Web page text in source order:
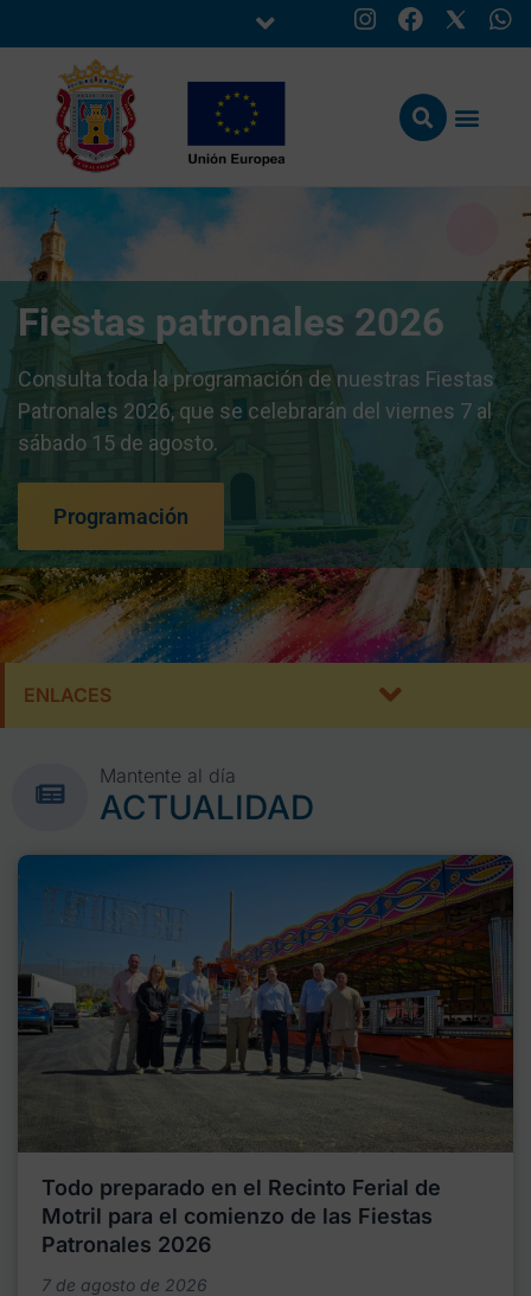
Fiestas patronales 2026
Consulta toda la programación de nuestras Fiestas
Patronales 2026, que se celebrarán del viernes 7 al
sábado 15 de agosto.
Programación
ENLACES
Mantente al día
ACTUALIDAD
Todo preparado en el Recinto Ferial de
Motril para el comienzo de las Fiestas
Patronales 2026
7 de agosto de 2026